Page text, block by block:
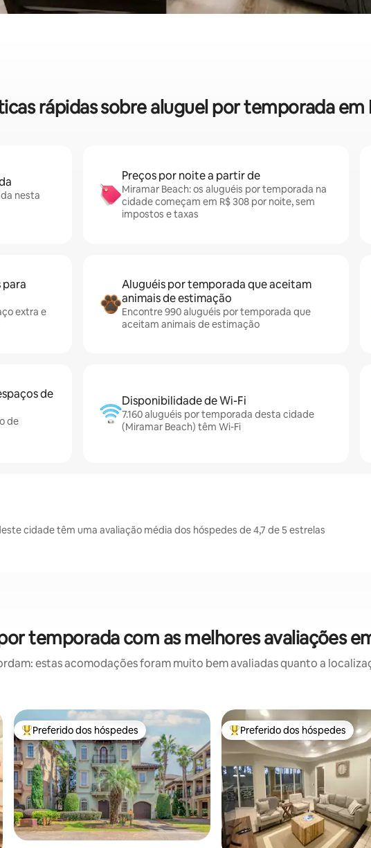
rápidas sobre aluguel por temporada em
nesta
Preços por noite a partir de
Miramar Beach: os aluguéis por temporada na
cidade começam em R$ 308 por noite, sem
impostos e taxas
extra e
Aluguéis por temporada que aceitam
animais de estimação
Encontre 990 aluguéis por temporada que
aceitam animais de estimação
de
de
Disponibilidade de Wi-Fi
7.160 aluguéis por temporada desta cidade
(Miramar Beach) têm Wi-Fi
cidade têm uma avaliação média dos hóspedes de 4,7 de 5 estrelas
temporada com as melhores avaliações
estas acomodações foram muito bem avaliadas quanto a
Entre os melhores preferidos dos hóspedes
Preferido dos hóspedes Entre os melhores preferidos
Preferido dos hóspedes